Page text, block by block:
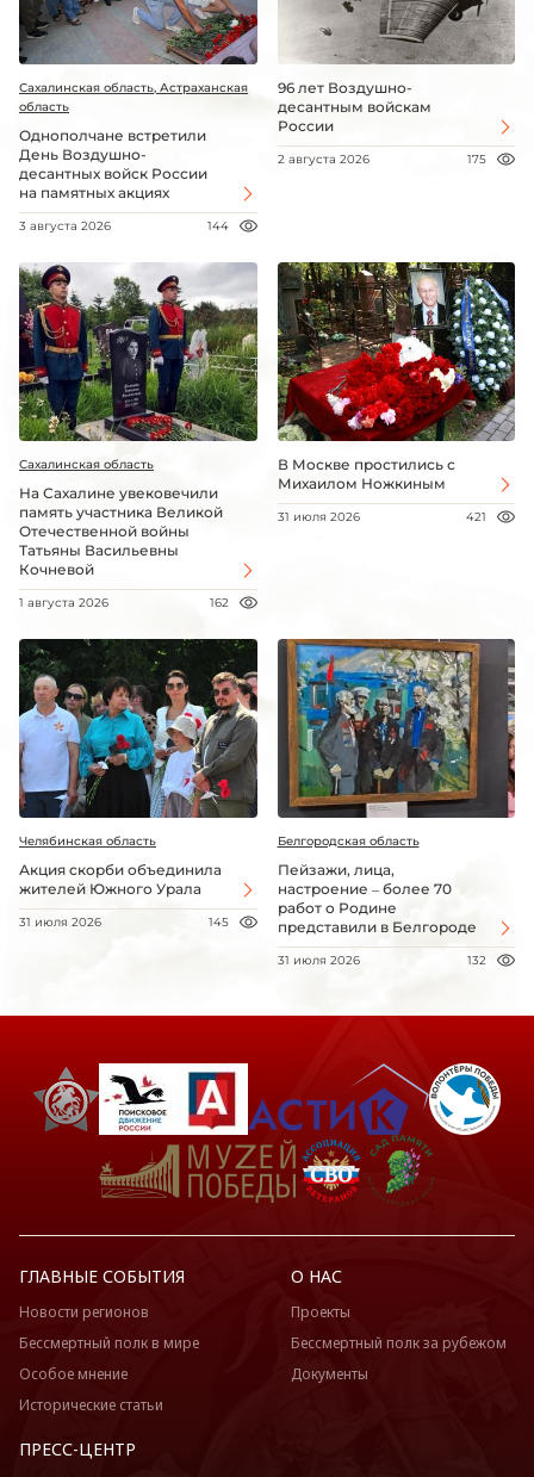
Сахалинская область, Астраханская
область
Однополчане встретили
День Воздушно-
десантных войск России
на памятных акциях
3 августа 2026 144
96 лет Воздушно-
десантным войскам
России
2 августа 2026 175
Сахалинская область
На Сахалине увековечили
память участника Великой
Отечественной войны
Татьяны Васильевны
Кочневой
1 августа 2026 162
В Москве простились с
Михаилом Ножкиным
31 июля 2026 421
Челябинская область
Акция скорби объединила
жителей Южного Урала
31 июля 2026 145
Белгородская область
Пейзажи, лица,
настроение – более 70
работ о Родине
представили в Белгороде
31 июля 2026 132
ГЛАВНЫЕ СОБЫТИЯ
Новости регионов
Бессмертный полк в мире
Особое мнение
Исторические статьи
О НАС
Проекты
Бессмертный полк за рубежом
Документы
ПРЕСС-ЦЕНТР